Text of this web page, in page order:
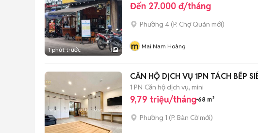
1 phút trước 1
Đến 27.000 đ/tháng
Phường 4 (P. Chợ Quán mới)
m Mai Nam Hoàng
CĂN HỘ DỊCH VỤ 1PN TÁCH BẾP
1 PN Căn hộ dịch vụ, mini
9,79 triệu/tháng 68 m²
Phường 1 (P. Bàn Cờmới)